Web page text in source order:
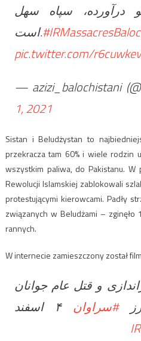
درآورده، سپاه سهل
است.
pic.twitter.com/
— azizi_balochistani
1, 2021
Sistan i Beludżystan to
przekracza tam 60% i wiele rodzin
wszystkim paliwa, do Pakistanu. W
Rewolucji Islamskiej zablokowali
protestującymi kierowcami. Padły
związanych w Beludżami – zginęło
rannych.
W internecie zamieszczony został
و قتل عام جوانان
#سراوان
۴ اسفند